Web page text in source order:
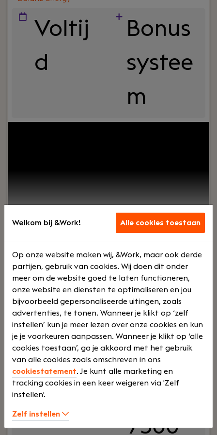
Voltij
d
Bonus
systee
m
will work closely with data scientists, energy
analysts, and software engineers to deliver high-
The ideal candidate thrives in a test-driven, data-
intensive, and fast pacing environment, and has a
strong focus on model performance,
interpretability, and maintainability.
Senior Python Consultant
Dutchworld
Amersfoort
Voltij
d
€
5000 -
€
7500
Welkom bij &Work! Alle cookies toestaan
Op onze website maken wij, &Work, maar ook derde
partijen, gebruik van cookies. Wij doen dit onder
meer om de website goed te laten functioneren,
onze website en diensten te optimaliseren en jou
bijvoorbeeld gepersonaliseerde uitingen, zoals
advertenties, te tonen. Wanneer je klikt op ‘zelf
instellen’ kun je meer lezen over onze cookies en kun
je je voorkeuren aanpassen. Wanneer je klikt op ‘alle
cookies toestaan’, ga je akkoord met het gebruik
van alle cookies zoals omschreven in ons
cookiestatement. Je kunt alle marketing en
tracking cookies in een keer weigeren via 'Zelf
instellen'.
Zelf instellen